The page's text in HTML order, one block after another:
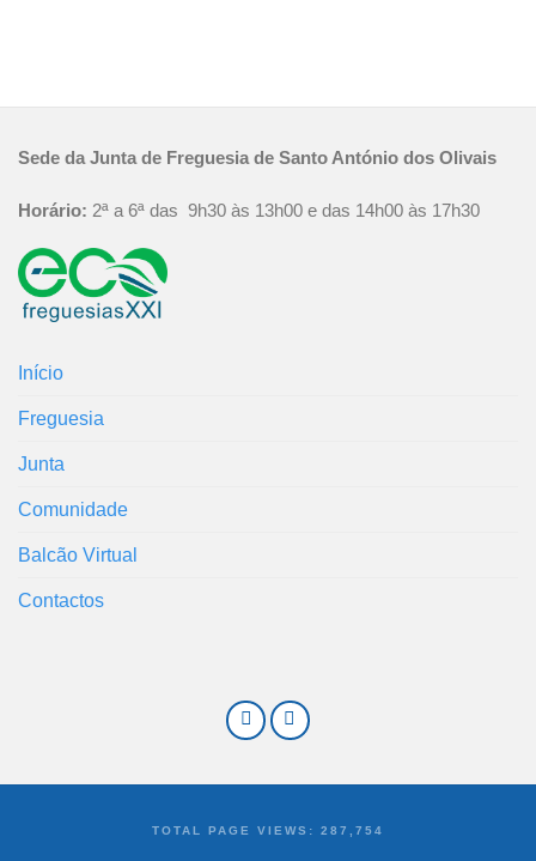
Sede da Junta de Freguesia de Santo António dos Olivais
Horário: 2ª a 6ª das 9h30 às 13h00 e das 14h00 às 17h30
Início
Freguesia
Junta
Comunidade
Balcão Virtual
Contactos
TOTAL PAGE VIEWS: 287,754